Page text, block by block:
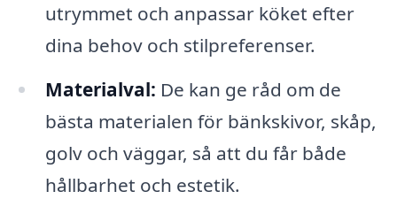
utrymmet och anpassar köket efter
dina behov och stilpreferenser.
Materialval: De kan ge råd om de
bästa materialen för bänkskivor, skåp,
golv och väggar, så att du får både
hållbarhet och estetik.